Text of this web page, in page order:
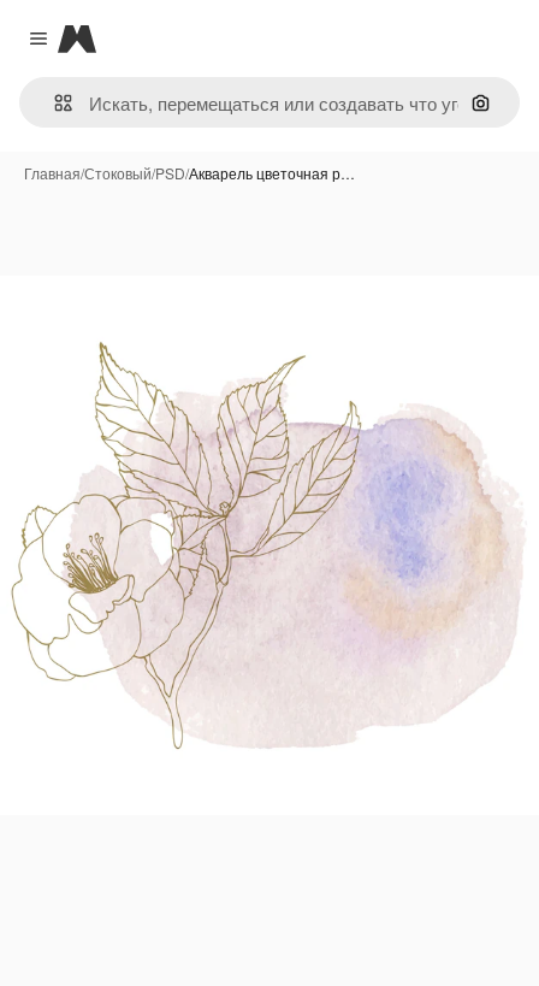
Close menu
Magnific
Поиск
Главная/Стоковый/PSD/Акварель цветочная р…